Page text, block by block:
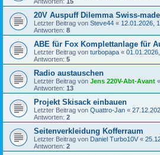
20V Auspuff Dilemma Swiss-
Letzter Beitrag von Steve44 « 12.01.2026,
Antworten: 8
ABE für Fox Komplettanlage für
Letzter Beitrag von turbopapa «
Antworten: 5
Radio austauschen
Letzter Beitrag von Jens 220V-Abt-Avant «
Antworten: 13
Projekt Skisack einbauen
Letzter Beitrag von Quattro-Jan «
Antworten: 2
Seitenverkleidung Kofferraum
Letzter Beitrag von Daniel Turbo10V «
Antworten: 2